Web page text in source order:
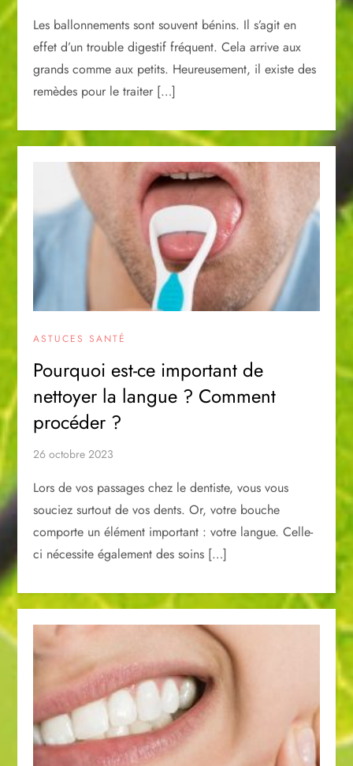
Les ballonnements sont souvent bénins. Il s’agit en
effet d’un trouble digestif fréquent. Cela arrive aux
grands comme aux petits. Heureusement, il existe des
remèdes pour le traiter […]
ASTUCES SANTÉ
Pourquoi est-ce important de
nettoyer la langue ? Comment
procéder ?
26 octobre 2023
Lors de vos passages chez le dentiste, vous vous
souciez surtout de vos dents. Or, votre bouche
comporte un élément important : votre langue. Celle-
ci nécessite également des soins […]